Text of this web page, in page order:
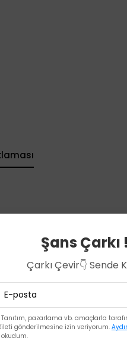
Şans Çarkı
Çarkı Çevir👇 Sende
Tanıtım, pazarlama vb. amaçlarla
ileti gönderilmesine izin veriyorum.
okudum.